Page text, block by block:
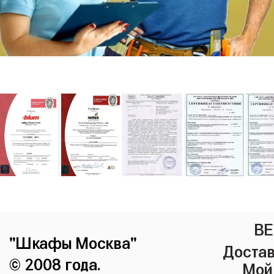
"Шкафы Москва"
© 2008 года.